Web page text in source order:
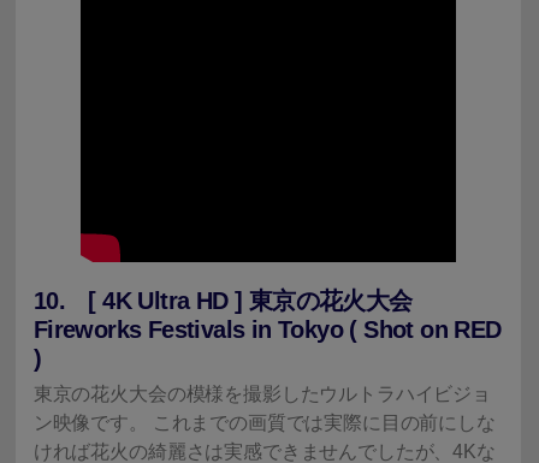
10. [ 4K Ultra HD ] 東京の花火大会
Fireworks Festivals in Tokyo ( Shot on RED
)
東京の花火大会の模様を撮影したウルトラハイビジョ
ン映像です。 これまでの画質では実際に目の前にしな
ければ花火の綺麗さは実感できませんでしたが、4Kな